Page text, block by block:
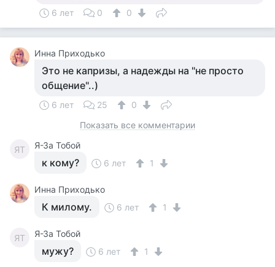
6 лет 0 0
Инна Приходько
Это не капризы, а надежды на "не просто
общение"..)
6 лет 25
0
Показать все комментарии
ЯТ Я-За Тобой
к кому? 6 лет 1
Инна Приходько
К милому. 6 лет 1
ЯТ Я-За Тобой
мужу? 6 лет 1